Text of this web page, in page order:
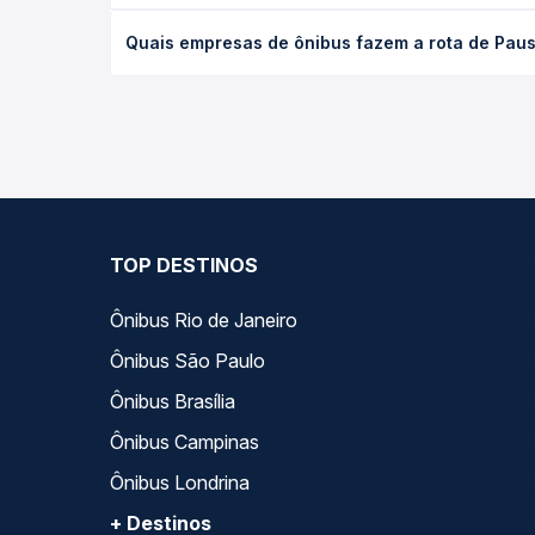
antecedência da compra. Na Quero Passagem
Quais empresas de ônibus fazem a rota de
TOP DESTINOS
Ônibus Rio de Janeiro
Ônibus São Paulo
Ônibus Brasília
Ônibus Campinas
Ônibus Londrina
+ Destinos